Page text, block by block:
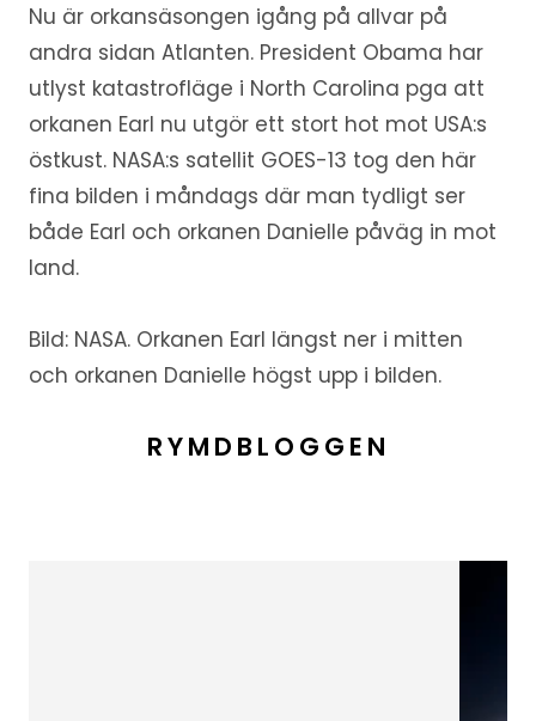
Nu är orkansäsongen igång på allvar på
andra sidan Atlanten. President Obama har
utlyst katastrofläge i North Carolina pga att
orkanen Earl nu utgör ett stort hot mot USA:s
östkust. NASA:s satellit GOES-13 tog den här
fina bilden i måndags där man tydligt ser
både Earl och orkanen Danielle påväg in mot
land.
Bild: NASA. Orkanen Earl längst ner i mitten
och orkanen Danielle högst upp i bilden.
RYMDBLOGGEN